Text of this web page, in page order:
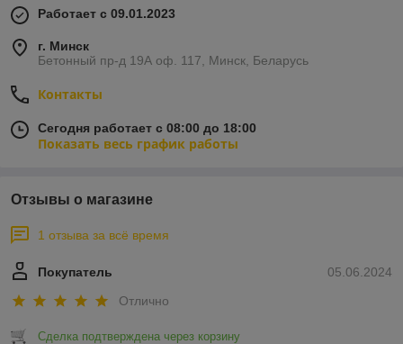
Работает с 09.01.2023
г. Минск
Бетонный пр-д 19А оф. 117, Минск, Беларусь
Контакты
Сегодня работает с 08:00 до 18:00
Показать весь график работы
Отзывы о магазине
1 отзыва за всё время
05.06.2024
Покупатель
Отлично
Сделка подтверждена через корзину